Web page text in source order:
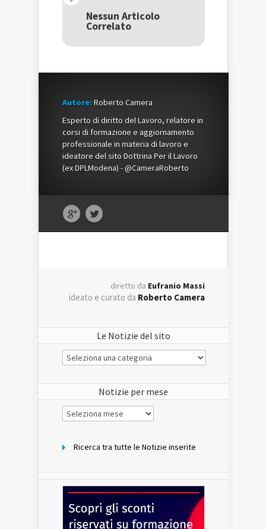
una
nuova
finestra)
nuova
finestra)
una
nuova
Nessun Articolo
Correlato
Autore:Roberto Camera
Esperto di diritto del Lavoro, relatore in
corsi di formazione e aggiornamento
professionale in materia di lavoro e
ideatore del sito Dottrina Per il Lavoro
(ex DPLModena) - @CameraRoberto
diretto da Eufranio Massi
ideato e curato da Roberto Camera
Le Notizie del sito
Le
Notizie
Notizie per mese
Notizie
per
Ricerca tra tutte le Notizie inserite